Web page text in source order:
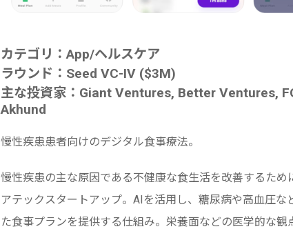
カテゴリ：App/ヘルスケア
ラウンド：Seed VC-IV ($3M)
主な投資家：Giant Ventures, Better Ventures,
Akhund
慢性疾患患者向けのデジタル食事療法。
慢性疾患の主な原因である不健康な食生活を改善するた
アテックスタートアップ。AIを活用し、糖尿病や高血圧
た食事プランを提供する仕組み。栄養面などの医学的な